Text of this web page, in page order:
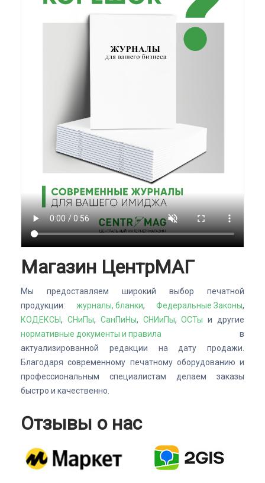
Магазин ЦентрМАГ
Мы предоставляем широкий выбор печатной
продукции: журналы, бланки, Федеральные Законы,
КОДЕКСЫ, СНиПы, СанПиНы, СНИиПы,ОСТы и другие
нормативные документы и правила в
актуализированной редакции на дату продажи.
Благодаря современному печатному оборудованию и
профессиональным специалистам делаем заказы
быстро и качественно.
Отзывы о нас